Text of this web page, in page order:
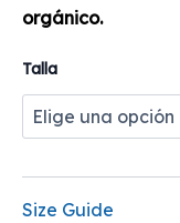
orgánico.
Talla
Size Guide